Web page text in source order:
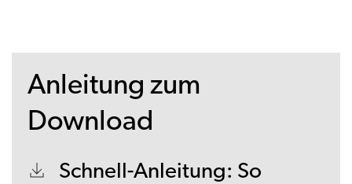
Anleitung zum
Download
Schnell-Anleitung: So